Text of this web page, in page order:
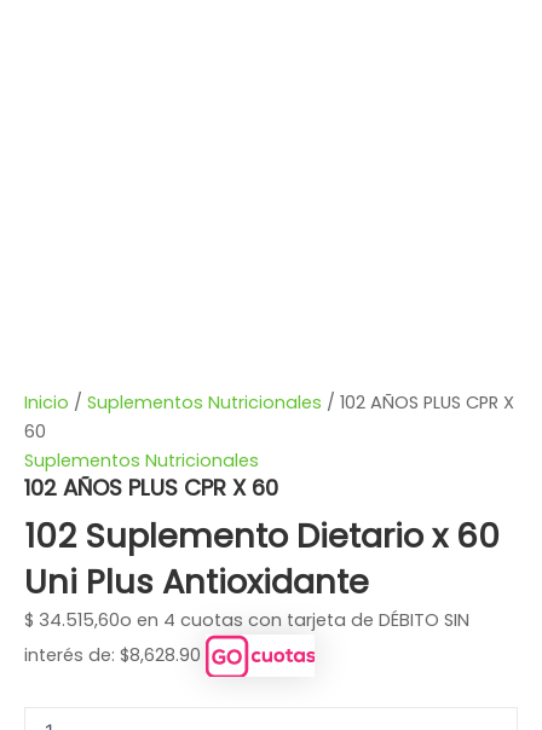
Inicio / Suplementos Nutricionales / 102 AÑOS PLUS CPR X
60
Suplementos Nutricionales
102 AÑOS PLUS CPR X 60
102 Suplemento Dietario x 60
Uni Plus Antioxidante
$ 34.515,60o en 4 cuotas con tarjeta de DÉBITO SIN
interés de: $8,628.90